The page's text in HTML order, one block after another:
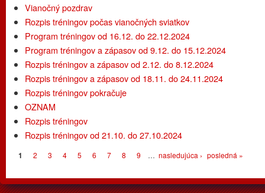
Vianočný pozdrav
Rozpis tréningov počas vianočných sviatkov
Program tréningov od 16.12. do 22.12.2024
Program tréningov a zápasov od 9.12. do 15.12.2024
Rozpis tréningov a zápasov od 2.12. do 8.12.2024
Rozpis tréningov a zápasov od 18.11. do 24.11.2024
Rozpis tréningov pokračuje
OZNAM
Rozpis tréningov
Rozpis tréningov od 21.10. do 27.10.2024
Stránky
1 2 3 4 5 6 7 8 9 … nasledujúca › posledná »